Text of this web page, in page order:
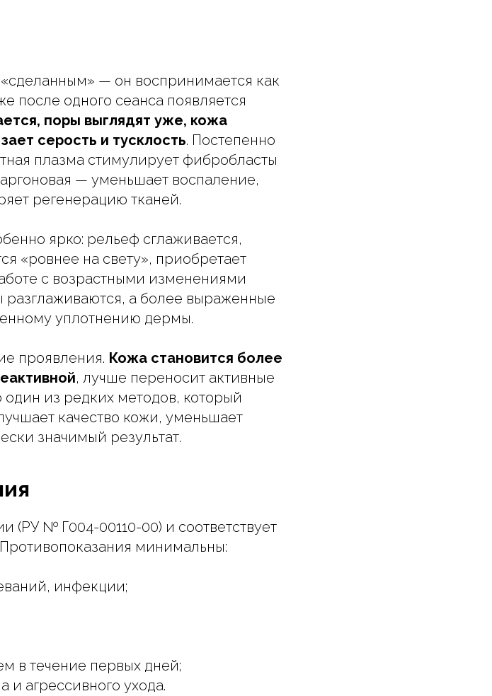
— он воспринимается как
после одного сеанса появляется
поры выглядят уже, кожа
серость и тусклость. Постепенно
плазма стимулирует фибробласты
— уменьшает воспаление,
регенерацию тканей.
ярко: рельеф сглаживается,
«ровнее на свету», приобретает
с возрастными изменениями
а более выраженные
уплотнению дермы.
проявления. Кожа становится более
, лучше переносит активные
из редких методов, который
качество кожи, уменьшает
значимый результат.
(РУ № Г004-00110-00) и соответствует
минимальны:
инфекции;
в течение первых дней;
и агрессивного ухода.